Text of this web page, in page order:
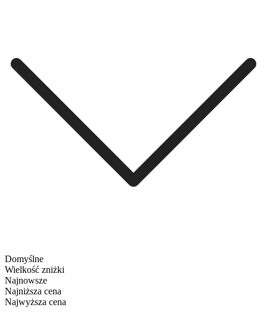
Domyślne
Wielkość zniżki
Najnowsze
Najniższa cena
Najwyższa cena